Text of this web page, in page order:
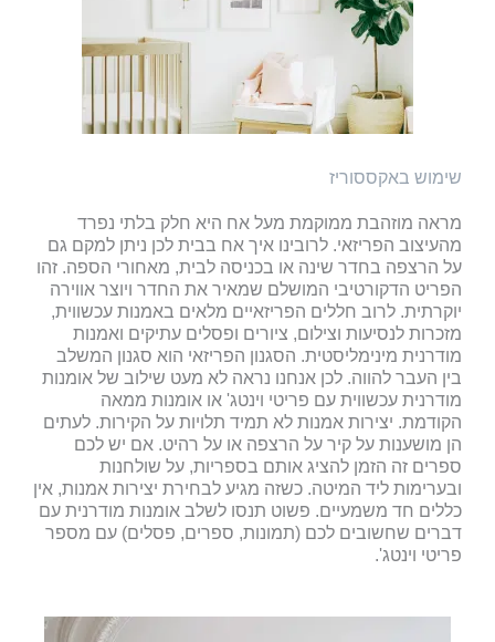
שימוש באקססוריז
מראה מוזהבת ממוקמת מעל אח היא חלק בלתי נפרד
מהעיצוב הפריזאי. לרובינו איך אח בבית לכן ניתן למקם גם
על הרצפה בחדר שינה או בכניסה לבית, מאחורי הספה. זהו
הפריט הדקורטיבי המושלם שמאיר את החדר ויוצר אווירה
יוקרתית. לרוב חללים הפריזאיים מלאים באמנות עכשווית,
מזכרות לנסיעות וצילום, ציורים ופסלים עתיקים ואמנות
מודרנית מינימליסטית. הסגנון הפריזאי הוא סגנון המשלב
בין העבר להווה. לכן אנחנו נראה לא מעט שילוב של אומנות
מודרנית עכשווית עם פריטי וינטג' או אומנות ממאה
הקודמת. יצירות אמנות לא תמיד תלויות על הקירות. לעתים
הן מושענות על קיר על הרצפה או על רהיט. אם יש לכם
ספרים זה הזמן להציג אותם בספריות, על שולחנות
ובערימות ליד המיטה. כשזה מגיע לבחירת יצירות אמנות, אין
כללים חד משמעיים. פשוט תנסו לשלב אומנות מודרנית עם
דברים שחשובים לכם (תמונות, ספרים, פסלים) עם מספר
פריטי וינטג'.